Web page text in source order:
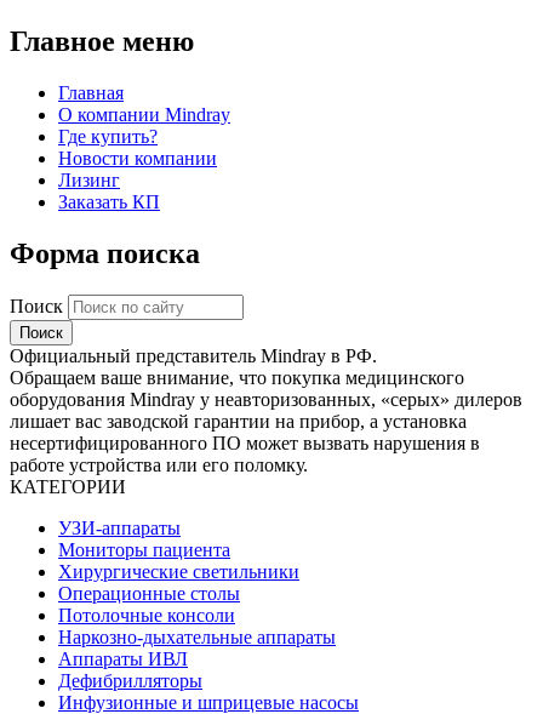
Главное меню
Главная
О компании Mindray
Где купить?
Новости компании
Лизинг
Заказать КП
Форма поиска
Поиск
Официальный представитель Mindray в РФ.
Обращаем ваше внимание, что покупка медицинского
оборудования Mindray у неавторизованных, «серых» дилеров
лишает вас заводской гарантии на прибор, а установка
несертифицированного ПО может вызвать нарушения в
работе устройства или его поломку.
КАТЕГОРИИ
УЗИ-аппараты
Мониторы пациента
Хирургические светильники
Операционные столы
Потолочные консоли
Наркозно-дыхательные аппараты
Аппараты ИВЛ
Дефибрилляторы
Инфузионные и шприцевые насосы